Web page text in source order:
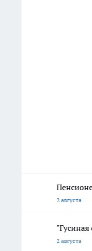
2 августа
2 августа